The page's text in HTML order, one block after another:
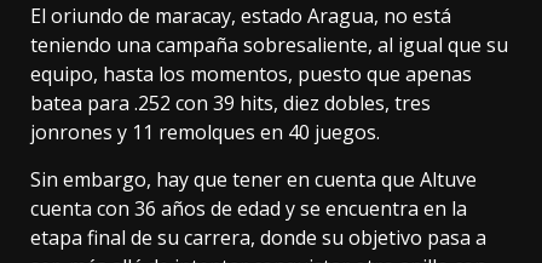
El oriundo de maracay, estado Aragua, no está
teniendo una campaña sobresaliente, al igual que su
equipo, hasta los momentos, puesto que apenas
batea para .252 con 39 hits, diez dobles, tres
jonrones y 11 remolques en 40 juegos.
Sin embargo, hay que tener en cuenta que Altuve
cuenta con 36 años de edad y se encuentra en la
etapa final de su carrera, donde su objetivo pasa a